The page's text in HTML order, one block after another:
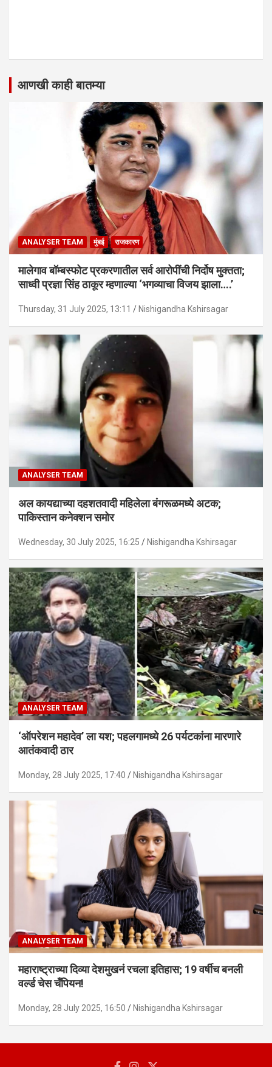
आणखी काही बातम्या
ANALYSER TEAM मुंबई राजकारण
मालेगाव बॉम्बस्फोट प्रकरणातील सर्व आरोपींची निर्दोष मुक्तता;
साध्वी प्रज्ञा सिंह ठाकूर म्हणाल्या ‘भगव्याचा विजय झाला….’
Thursday, 31 July 2025, 13:11 Nishigandha Kshirsagar
ANALYSER TEAM
अल कायद्याच्या दहशतवादी महिलेला बंगरूळमध्ये अटक;
पाकिस्तान कनेक्शन समोर
Wednesday, 30 July 2025, 16:25 Nishigandha Kshirsagar
ANALYSER TEAM
‘ऑपरेशन महादेव’ ला यश; पहलगामध्ये 26 पर्यटकांना मारणारे
आतंकवादी ठार
Monday, 28 July 2025, 17:40 Nishigandha Kshirsagar
ANALYSER TEAM
महाराष्ट्राच्या दिव्या देशमुखनं रचला इतिहास; 19 वर्षीच बनली
वर्ल्ड चेस चँपियन!
Monday, 28 July 2025, 16:50 Nishigandha Kshirsagar